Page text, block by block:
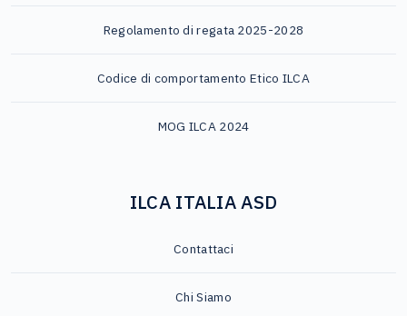
Regolamento di regata 2025-2028
Codice di comportamento Etico ILCA
MOG ILCA 2024
ILCA ITALIA ASD
Contattaci
Chi Siamo